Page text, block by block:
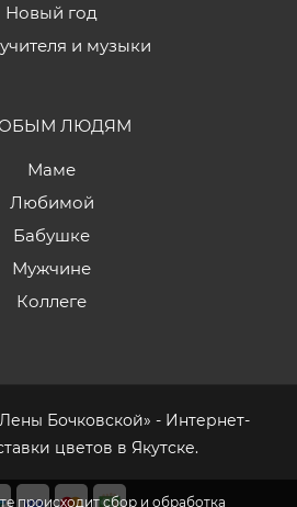
происходит сбор и обработка
Новый год
и музыки
ЛЮДЯМ
Маме
Любимой
Бабушке
Мужчине
Коллеге
Бочковской» - Интернет-
цветов в Якутске.